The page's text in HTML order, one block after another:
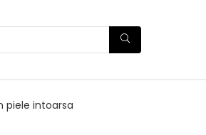
piele intoarsa